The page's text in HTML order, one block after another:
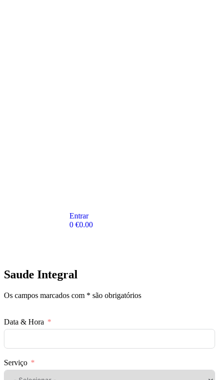
Entrar
0 €0.00
Saude Integral
Os campos marcados com * são obrigatórios
Data & Hora
Serviço